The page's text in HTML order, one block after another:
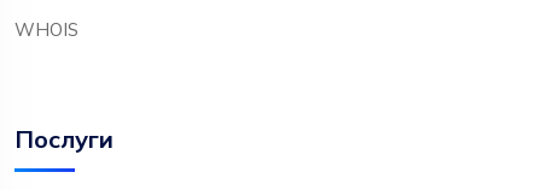
WHOIS
Послуги